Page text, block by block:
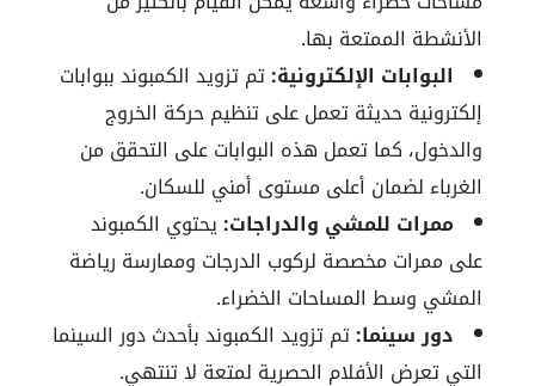
الأنشطة الممتعة بها.
البوابات الإلكترونية:تم تزويد الكمبوند ببوابات
إلكترونية حديثة تعمل على تنظيم حركة الخروج
والدخول، كما تعمل هذه البوابات على التحقق من
الغرباء لضمان أعلى مستوى أمني للسكان.
ممرات للمشي والدراجات:يحتوي الكمبوند
على ممرات مخصصة لركوب الدرجات وممارسة رياضة
المشي وسط المساحات الخضراء.
دور سينما:تم تزويد الكمبوند بأحدث دور السينما
التي تعرض الأفلام الحصرية لمتعة لا تنتهي.